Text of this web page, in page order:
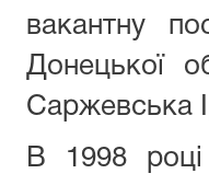
вакантну
Донецької
Саржевська
В 1998 році